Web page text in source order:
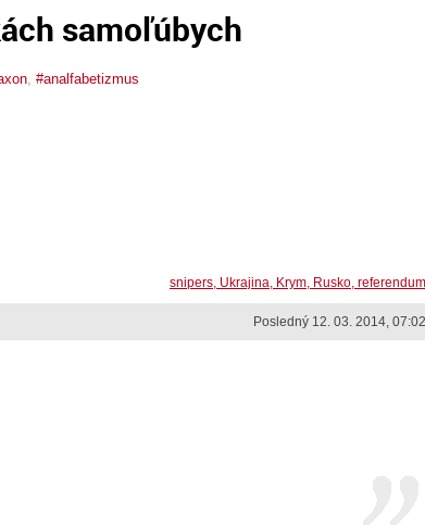
samoľúbych
#analfabetizmus
snipers, Ukrajina, Krym, Rusko, referendum
Posledný 12. 03. 2014, 07:02